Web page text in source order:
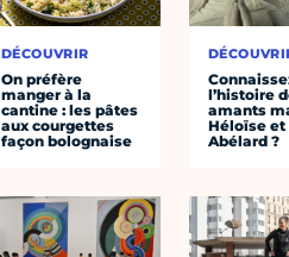
DÉCOUVRIR
On préfère
manger à la
cantine : les pâtes
aux courgettes
façon bolognaise
l’histoire
amants
Héloïse et
Abélard ?